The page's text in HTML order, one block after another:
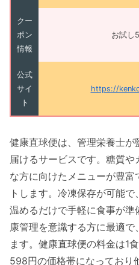
クー
ポン
情報
お試し
公式
サイ
ト
https://
健康直球便は、管理栄養士
届けるサービスです。糖質
な方に向けたメニューが豊
トします。冷凍保存が可能
温めるだけで手軽に食事が
康管理を意識する方に最適
ます。健康直球便の料金は1
598円の価格帯になっており